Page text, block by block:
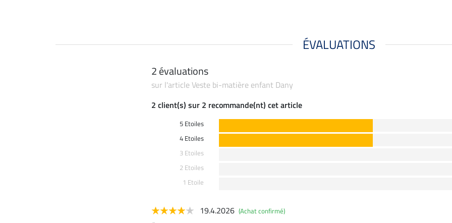
ÉVALUATIONS
2 évaluations
sur l'article Veste bi-matière enfant Dany
2 client(s) sur 2 recommande(nt) cet article
5 Etoiles
4 Etoiles
3 Etoiles
2 Etoiles
1 Etoile
19.4.2026 (Achat confirmé)